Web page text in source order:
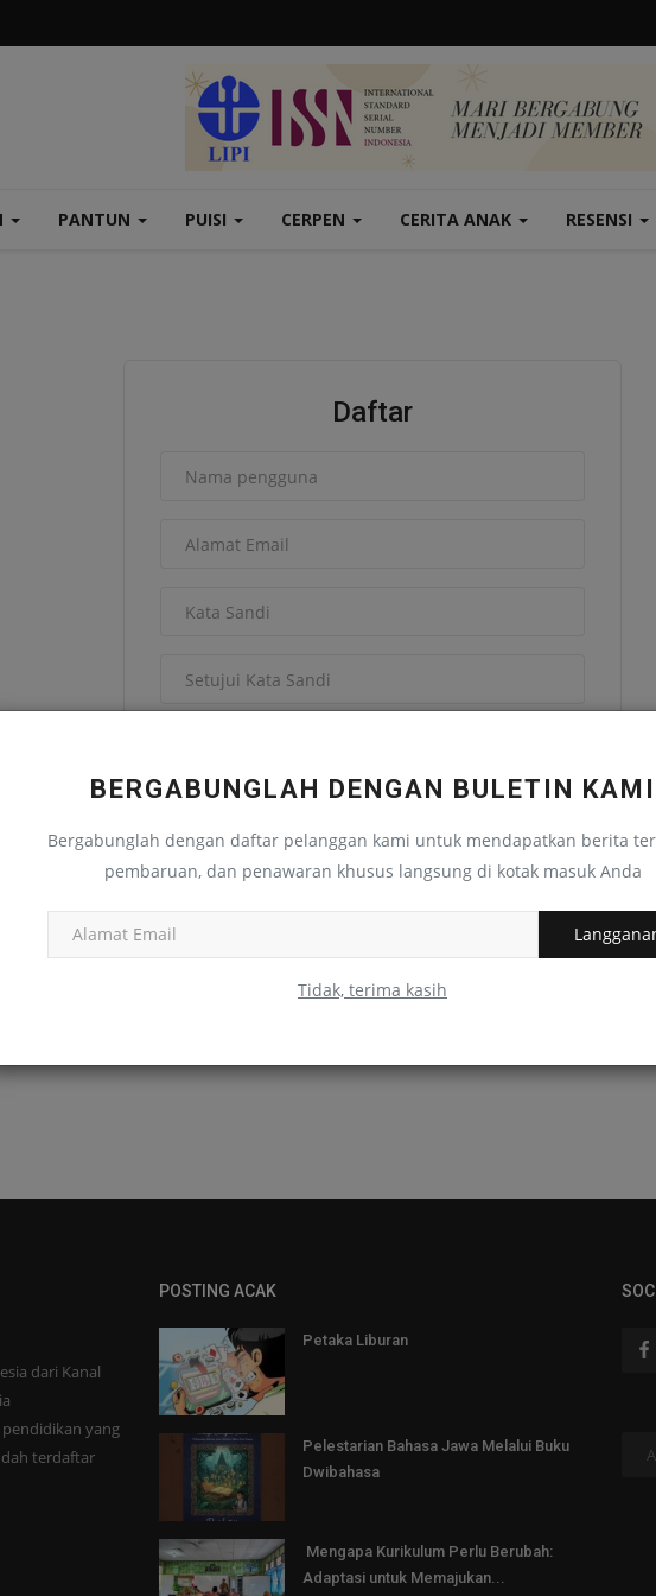
PANTUN PUISI CERPEN CERITA ANAK RESENSI
BERGABUNGLAH DENGAN BULETIN KAMI
Bergabunglah dengan daftar pelanggan kami untuk mendapatkan berita
pembaruan, dan penawaran khusus langsung di kotak masuk Anda
Tidak, terima kasih
Daftar
Daftar
dari Kanal
yang
terdaftar
POSTING ACAK
Petaka Liburan
Pelestarian Bahasa Jawa Melalui Buku
Dwibahasa
Mengapa Kurikulum Perlu Berubah:
Adaptasi untuk Memajukan...